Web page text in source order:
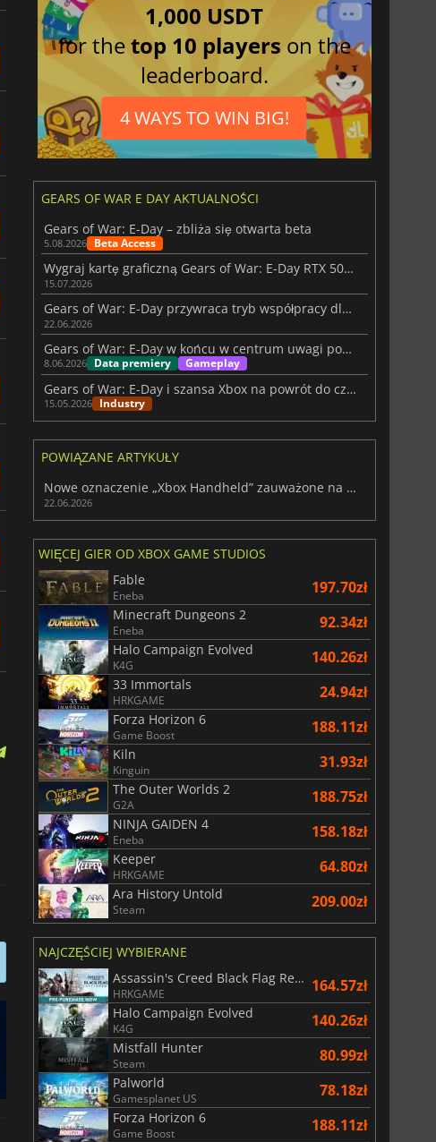
1,000 USDT
for thetop 10 players on the
leaderboard.
4 WAYS TO WIN BIG!
GEARS OF WAR E DAY AKTUALNOŚCI
Gears of War: E-Day – zbliża się otwarta beta
5.08.2026 Beta Access
Wygraj kartę graficzną Gears of War: E-Day RTX 5080 w nowej akcji NVIDII
15.07.2026
Gears of War: E-Day przywraca tryb współpracy dla czterech graczy
22.06.2026
Gears of War: E-Day w końcu w centrum uwagi podczas Xbox Showcase 2026
8.06.2026 Data premiery Gameplay
Gears of War: E-Day i szansa Xbox na powrót do czasów świetności
15.05.2026 Industry
POWIĄZANE ARTYKUŁY
Nowe oznaczenie „Xbox Handheld” zauważone na stronach Microsoftu
22.06.2026
WIĘCEJ GIER OD XBOX GAME STUDIOS
Fable
Eneba 197.70zł
Minecraft Dungeons 2
Eneba 92.34zł
Halo Campaign Evolved
K4G 140.26zł
33 Immortals
HRKGAME 24.94zł
Forza Horizon 6
Game Boost 188.11zł
Kiln
Kinguin 31.93zł
The Outer Worlds 2
G2A 188.75zł
NINJA GAIDEN 4
Eneba 158.18zł
Keeper
HRKGAME 64.80zł
Ara History Untold
Steam 209.00zł
NAJCZĘŚCIEJ WYBIERANE
Assassin's Creed Black Flag Resynced
HRKGAME 164.57zł
Halo Campaign Evolved
K4G 140.26zł
Mistfall Hunter
Steam 80.99zł
Palworld
Gamesplanet US 78.18zł
Forza Horizon 6
Game Boost 188.11zł